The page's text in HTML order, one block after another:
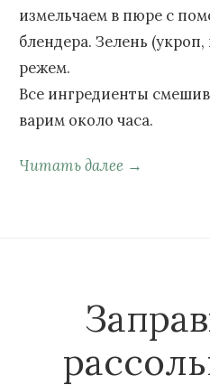
измельчаем в пюре с
блендера. Зелень
режем.
Все ингредиенты
варим около часа.
Читать далее →